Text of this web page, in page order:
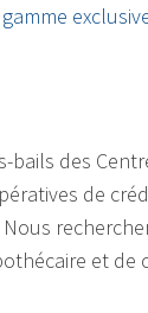
des
de
et de